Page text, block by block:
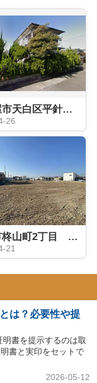
名古屋市天白区平針南 買取実績
26
大府市柊山町2丁目 買取実績
21
は？必要性や提
書を提示するのは取
書と実印をセットで
2026-05-12